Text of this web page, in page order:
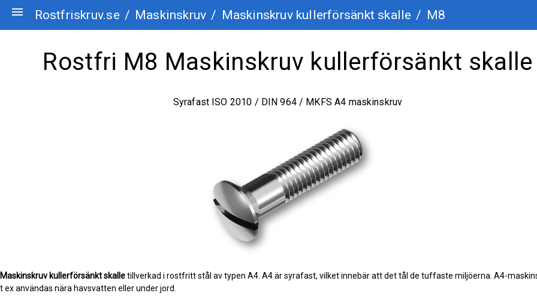
menu Rostfriskruv.se / Maskinskruv / Maskinskruv kullerförsänkt skalle / M8
Rostfri M8 Maskinskruv kullerförsänkt skalle
Syrafast ISO 2010 / DIN 964 / MKFS A4 maskinskruv
Maskinskruv kullerförsänkt skalletillverkad i rostfritt stål av typen A4. A4 är syrafast, vilket innebär att det tål de tuffaste miljöerna. A4-
t ex användas nära havsvatten eller under jord.